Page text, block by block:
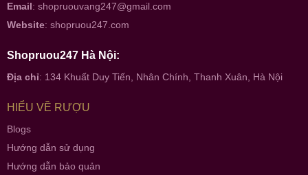
Email: shopruouvang247@gmail.com
Website: shopruou247.com
Shopruou247 Hà Nội:
Địa chỉ: 134 Khuất Duy Tiến, Nhân Chính, Thanh Xuân, Hà Nội
HIỂU VỀ RƯỢU
Blogs
Hướng dẫn sử dụng
Hướng dẫn bảo quản